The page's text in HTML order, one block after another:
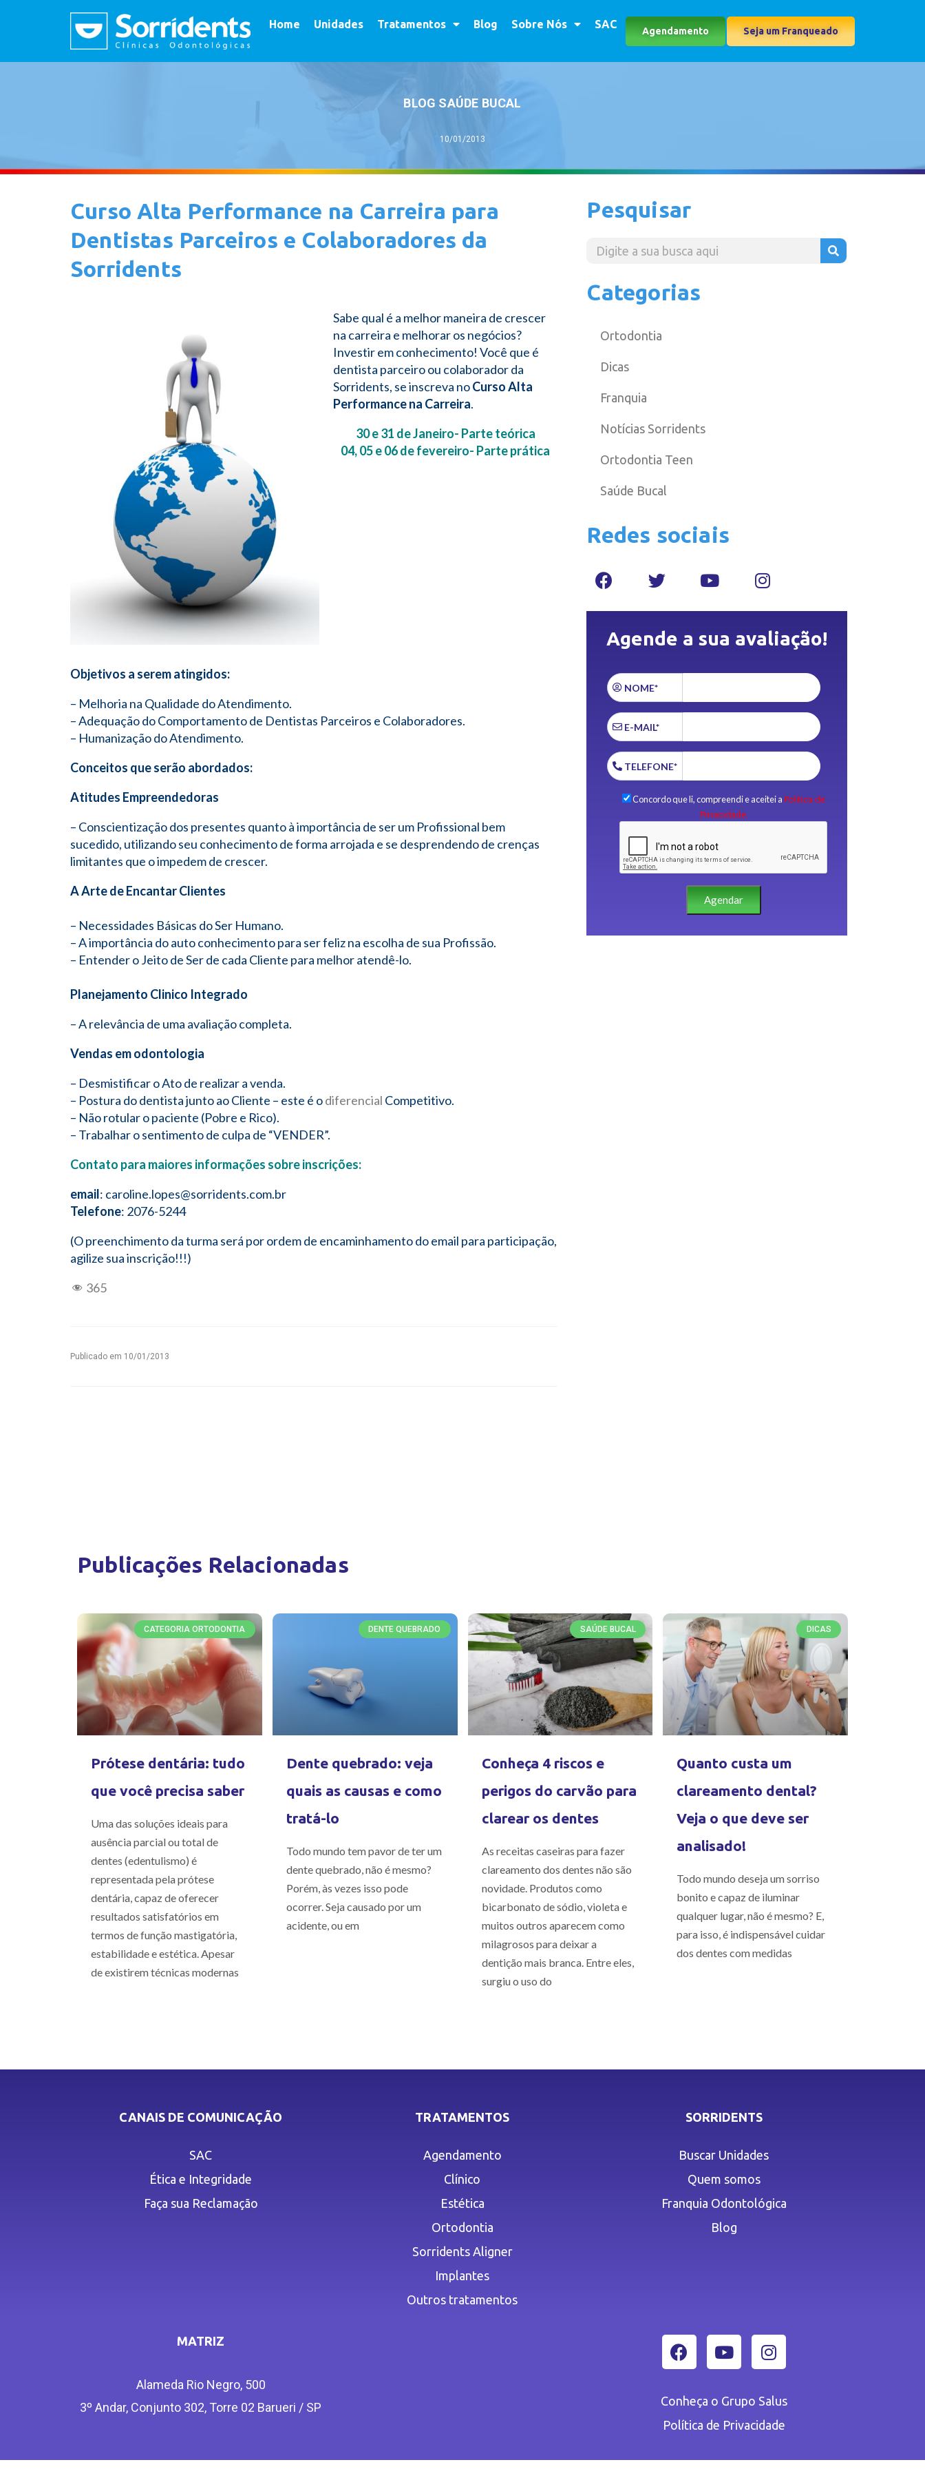
Home Unidades Tratamentos Blog Sobre Nós SAC
Agendamento Seja um Franqueado
BLOG SAÚDE BUCAL
10/01/2013
Curso Alta Performance na Carreira para
Dentistas Parceiros e Colaboradores da
Sorridents
Sabe qual é a melhor maneira de crescer
na carreira e melhorar os negócios?
Investir em conhecimento! Você que é
dentista parceiro ou colaborador da
Sorridents, se inscreva noCurso Alta
Performance na Carreira.
30 e 31 de Janeiro- Parte teórica
04, 05 e 06 de fevereiro- Parte prática
Objetivos a serem atingidos:
– Melhoria na Qualidade do Atendimento.
– Adequação do Comportamento de Dentistas Parceiros e Colaboradores.
– Humanização do Atendimento.
Conceitos que serão abordados:
Atitudes Empreendedoras
– Conscientização dos presentes quanto à importância de ser um Profissional bem
sucedido, utilizando seu conhecimento de forma arrojada e se desprendendo de crenças
limitantes que o impedem de crescer.
A Arte de Encantar Clientes
– Necessidades Básicas do Ser Humano.
– A importância do auto conhecimento para ser feliz na escolha de sua Profissão.
– Entender o Jeito de Ser de cada Cliente para melhor atendê-lo.
Planejamento Clinico Integrado
– A relevância de uma avaliação completa.
Vendas em odontologia
– Desmistificar o Ato de realizar a venda.
– Postura do dentista junto ao Cliente – este é odiferencial Competitivo.
– Não rotular o paciente (Pobre e Rico).
– Trabalhar o sentimento de culpa de “VENDER”.
Contato para maiores informações sobre inscrições:
email: caroline.lopes@sorridents.com.br
Telefone: 2076-5244
(O preenchimento da turma será por ordem de encaminhamento do email para participação,
agilize sua inscrição!!!)
365
Publicado em 10/01/2013
Pesquisar
Categorias
Ortodontia
Dicas
Franquia
Notícias Sorridents
Ortodontia Teen
Saúde Bucal
Redes sociais
Agende a sua avaliação!
NOME*
E-MAIL*
TELEFONE*
Concordo que li, compreendi e aceitei aPolítica de
Privacidade.
Agendar
Publicações Relacionadas
CATEGORIA ORTODONTIA
Prótese dentária: tudo
que você precisa saber
Uma das soluções ideais para
ausência parcial ou total de
dentes (edentulismo) é
representada pela prótese
dentária, capaz de oferecer
resultados satisfatórios em
termos de função mastigatória,
estabilidade e estética. Apesar
de existirem técnicas modernas
DENTE QUEBRADO
Dente quebrado: veja
quais as causas e como
tratá-lo
Todo mundo tem pavor de ter um
dente quebrado, não é mesmo?
Porém, às vezes isso pode
ocorrer. Seja causado por um
acidente, ou em
SAÚDE BUCAL
Conheça 4 riscos e
perigos do carvão para
clarear os dentes
As receitas caseiras para fazer
clareamento dos dentes não são
novidade. Produtos como
bicarbonato de sódio, violeta e
muitos outros aparecem como
milagrosos para deixar a
dentição mais branca. Entre eles,
surgiu o uso do
DICAS
Quanto custa um
clareamento dental?
Veja o que deve ser
analisado!
Todo mundo deseja um sorriso
bonito e capaz de iluminar
qualquer lugar, não é mesmo? E,
para isso, é indispensável cuidar
dos dentes com medidas
CANAIS DE COMUNICAÇÃO
SAC
Ética e Integridade
Faça sua Reclamação
TRATAMENTOS
Agendamento
Clínico
Estética
Ortodontia
Sorridents Aligner
Implantes
Outros tratamentos
SORRIDENTS
Buscar Unidades
Quem somos
Franquia Odontológica
Blog
MATRIZ
Alameda Rio Negro, 500
3º Andar, Conjunto 302, Torre 02 Barueri / SP
Conheça o Grupo Salus
Política de Privacidade